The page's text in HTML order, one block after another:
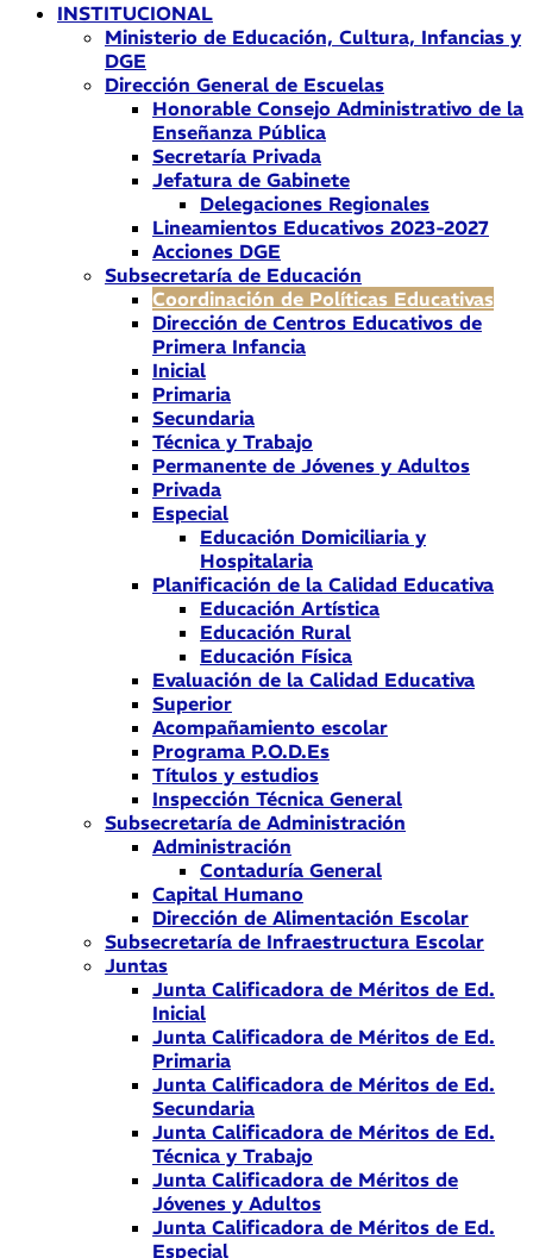
INSTITUCIONAL
Ministerio de Educación, Cultura, Infancias y
DGE
Dirección General de Escuelas
Honorable Consejo Administrativo de la
Enseñanza Pública
Secretaría Privada
Jefatura de Gabinete
Delegaciones Regionales
Lineamientos Educativos 2023-2027
Acciones DGE
Subsecretaría de Educación
Coordinación de Políticas Educativas
Dirección de Centros Educativos de
Primera Infancia
Inicial
Primaria
Secundaria
Técnica y Trabajo
Permanente de Jóvenes y Adultos
Privada
Especial
Educación Domiciliaria y
Hospitalaria
Planificación de la Calidad Educativa
Educación Artística
Educación Rural
Educación Física
Evaluación de la Calidad Educativa
Superior
Acompañamiento escolar
Programa P.O.D.Es
Títulos y estudios
Inspección Técnica General
Subsecretaría de Administración
Administración
Contaduría General
Capital Humano
Dirección de Alimentación Escolar
Subsecretaría de Infraestructura Escolar
Juntas
Junta Calificadora de Méritos de Ed.
Inicial
Junta Calificadora de Méritos de Ed.
Primaria
Junta Calificadora de Méritos de Ed.
Secundaria
Junta Calificadora de Méritos de Ed.
Técnica y Trabajo
Junta Calificadora de Méritos de
Jóvenes y Adultos
Junta Calificadora de Méritos de Ed.
Especial